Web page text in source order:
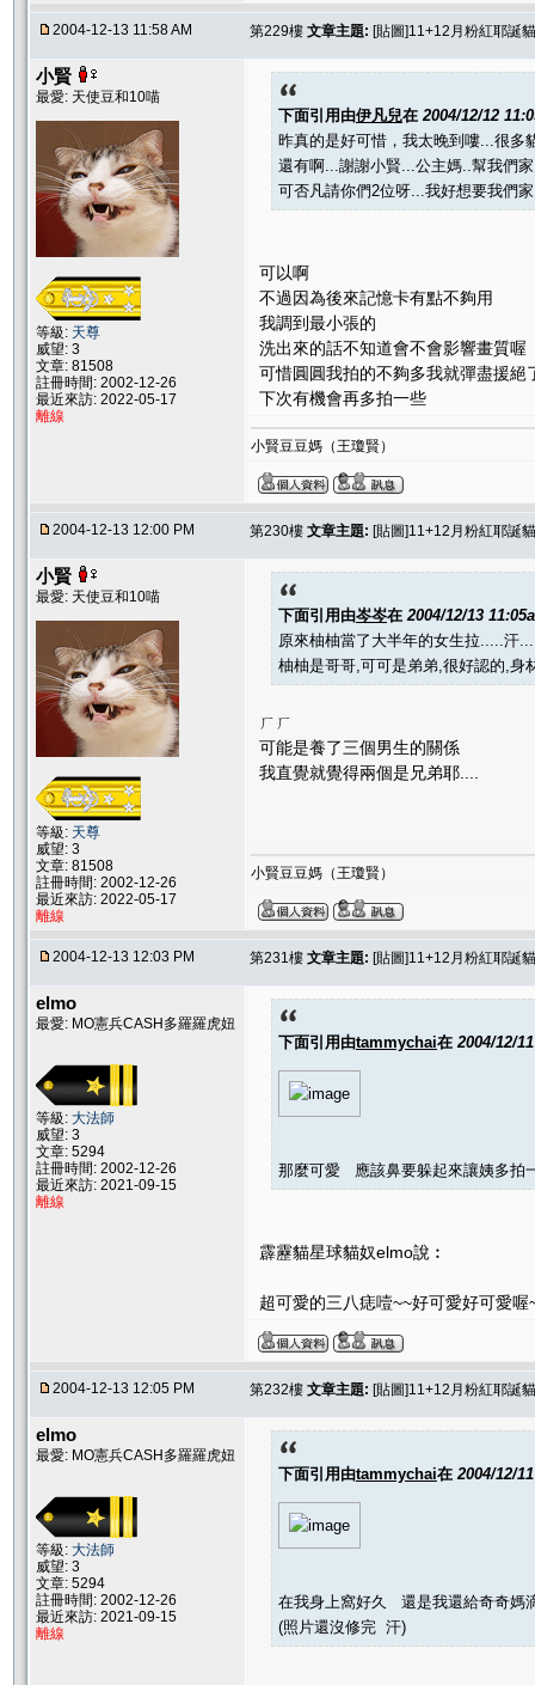
2004-12-13 11:58 AM 第229樓 文章主題: [貼圖]11+12月粉紅耶誕
小賢
最愛: 天使豆和10喵
等級: 天尊
威望: 3
文章: 81508
註冊時間: 2002-12-26
最近來訪: 2022-05-17
離線
下面引用由伊凡兒在 2004/12/12
昨真的是好可惜，我太晚到嘍...很多
還有啊...謝謝小賢...公主媽..幫我們
可否凡請你們2位呀...我好想要我們
可以啊
不過因為後來記憶卡有點不夠用
我調到最小張的
洗出來的話不知道會不會影響畫質喔
可惜圓圓我拍的不夠多我就彈盡援絕
下次有機會再多拍一些
小賢豆豆媽（王瓊賢）
2004-12-13 12:00 PM 第230樓 文章主題: [貼圖]11+12月粉紅耶誕
小賢
最愛: 天使豆和10喵
等級: 天尊
威望: 3
文章: 81508
註冊時間: 2002-12-26
最近來訪: 2022-05-17
離線
下面引用由岑岑在 2004/12/13
原來柚柚當了大半年的女生拉.....汗
柚柚是哥哥,可可是弟弟,很好認的,身
ㄏㄏ
可能是養了三個男生的關係
我直覺就覺得兩個是兄弟耶....
小賢豆豆媽（王瓊賢）
2004-12-13 12:03 PM 第231樓 文章主題: [貼圖]11+12月粉紅耶誕
elmo
最愛: MO憲兵CASH多羅羅虎妞
等級: 大法師
威望: 3
文章: 5294
註冊時間: 2002-12-26
最近來訪: 2021-09-15
離線
下面引用由tammychai在 2004/12/
那麼可愛 應該鼻要躲起來讓姨多拍
霹靂貓星球貓奴elmo說︰
超可愛的三八痣噎~~好可愛好可愛喔
2004-12-13 12:05 PM 第232樓 文章主題: [貼圖]11+12月粉紅耶誕
elmo
最愛: MO憲兵CASH多羅羅虎妞
等級: 大法師
威望: 3
文章: 5294
註冊時間: 2002-12-26
最近來訪: 2021-09-15
離線
下面引用由tammychai在 2004/12/
在我身上窩好久 還是我還給奇奇
(照片還沒修完 汗)